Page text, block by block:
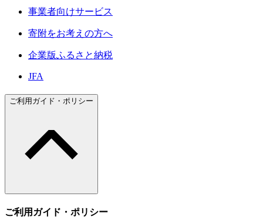
事業者向けサービス
寄附をお考えの方へ
企業版ふるさと納税
JFA
ご利用ガイド・ポリシー
ご利用ガイド・ポリシー